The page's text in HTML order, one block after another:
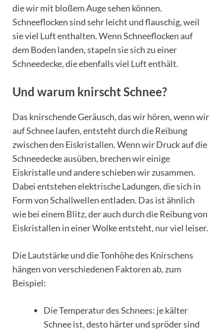
die wir mit bloßem Auge sehen können.
Schneeflocken sind sehr leicht und flauschig, weil
sie viel Luft enthalten. Wenn Schneeflocken auf
dem Boden landen, stapeln sie sich zu einer
Schneedecke, die ebenfalls viel Luft enthält.
Und warum knirscht Schnee?
Das knirschende Geräusch, das wir hören, wenn wir
auf Schnee laufen, entsteht durch die Reibung
zwischen den Eiskristallen. Wenn wir Druck auf die
Schneedecke ausüben, brechen wir einige
Eiskristalle und andere schieben wir zusammen.
Dabei entstehen elektrische Ladungen, die sich in
Form von Schallwellen entladen. Das ist ähnlich
wie bei einem Blitz, der auch durch die Reibung von
Eiskristallen in einer Wolke entsteht, nur viel leiser.
Die Lautstärke und die Tonhöhe des Knirschens
hängen von verschiedenen Faktoren ab, zum
Beispiel:
Die Temperatur des Schnees: je kälter
Schnee ist, desto härter und spröder sind